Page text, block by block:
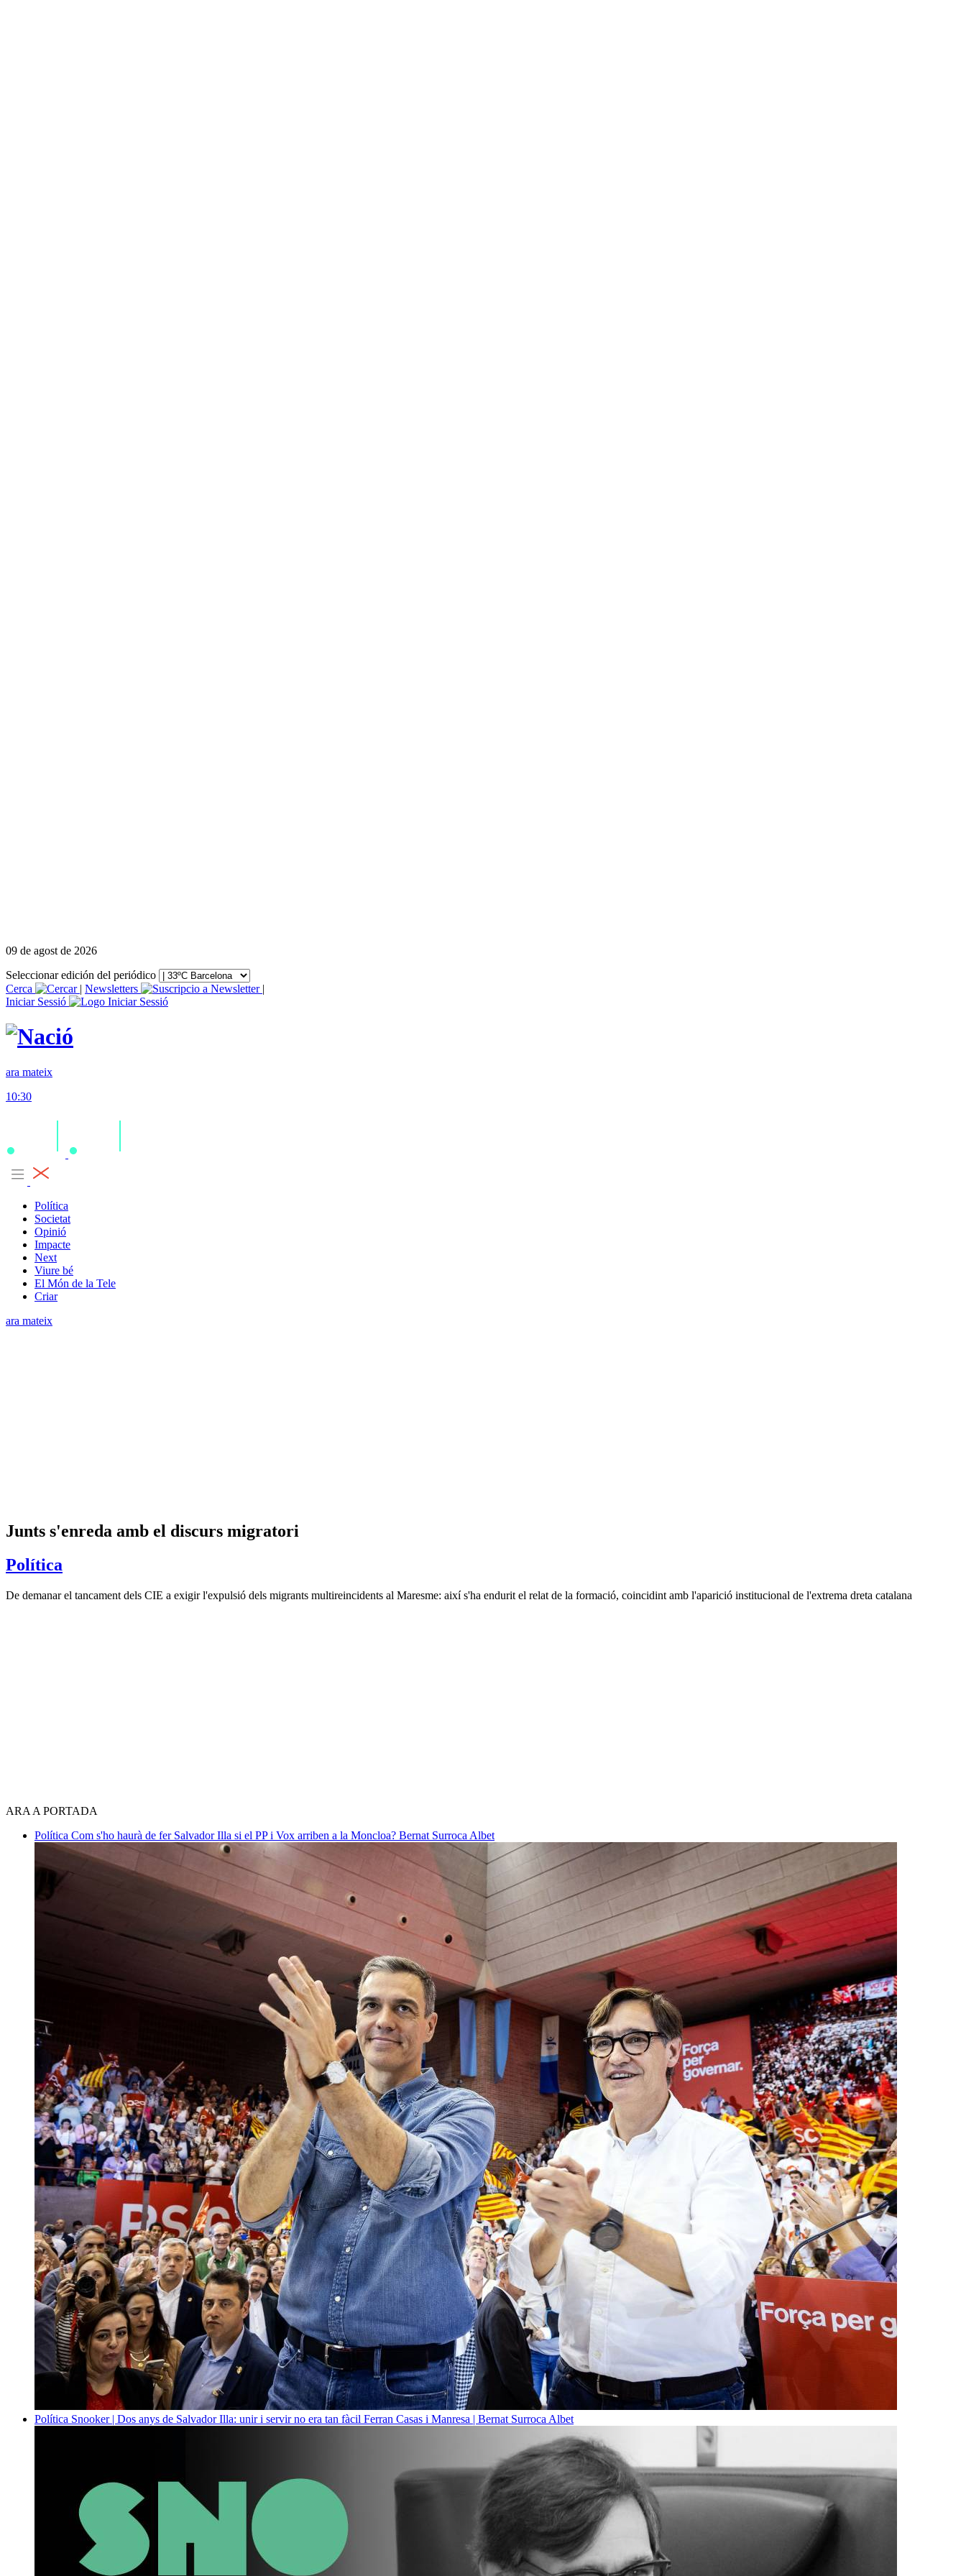
09 de agost de 2026
Seleccionar edición del periódico
Cerca
| Newsletters
|
Iniciar Sessió
ara mateix
10:30
Política
Societat
Opinió
Impacte
Next
Viure bé
El Món de la Tele
Criar
ara mateix
Junts s'enreda amb el discurs migratori
Política
De demanar el tancament dels CIE a exigir l'expulsió dels migrants multireincidents al Maresme: així s'ha endurit el relat de la formació, coincidint amb l'aparició institucional de l'extrema dreta catalana
ARA A PORTADA
Política Com s'ho haurà de fer Salvador Illa si el PP i Vox arriben a la Moncloa? Bernat Surroca Albet
Política Snooker | Dos anys de Salvador Illa: unir i servir no era tan fàcil Ferran Casas i Manresa | Bernat Surroca Albet